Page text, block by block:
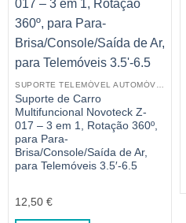
Suporte de Carro
Multifuncional Novoteck Z-
017 – 3 em 1, Rotação 360º,
para Para-
Brisa/Console/Saída de Ar,
para Telemóveis 3.5′-6.5
12,50 €